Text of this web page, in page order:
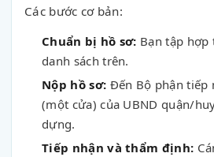
Các bước cơ bản:
Chuẩn bị hồ sơ: Bạn tập hợp
danh sách trên.
Nộp hồ sơ: Đến Bộ phận tiếp
(một cửa) của UBND quận/
dựng.
Tiếp nhận và thẩm định: